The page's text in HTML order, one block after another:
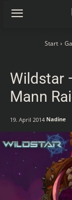
Start
Wildstar
Mann
19. April 2014 Nadine